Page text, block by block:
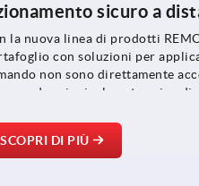
sicuro a
la nuova linea di prodotti
con soluzioni per
non sono direttamente
principalmente spine
cavetti Bowden.
SCOPRI DI PIÙ